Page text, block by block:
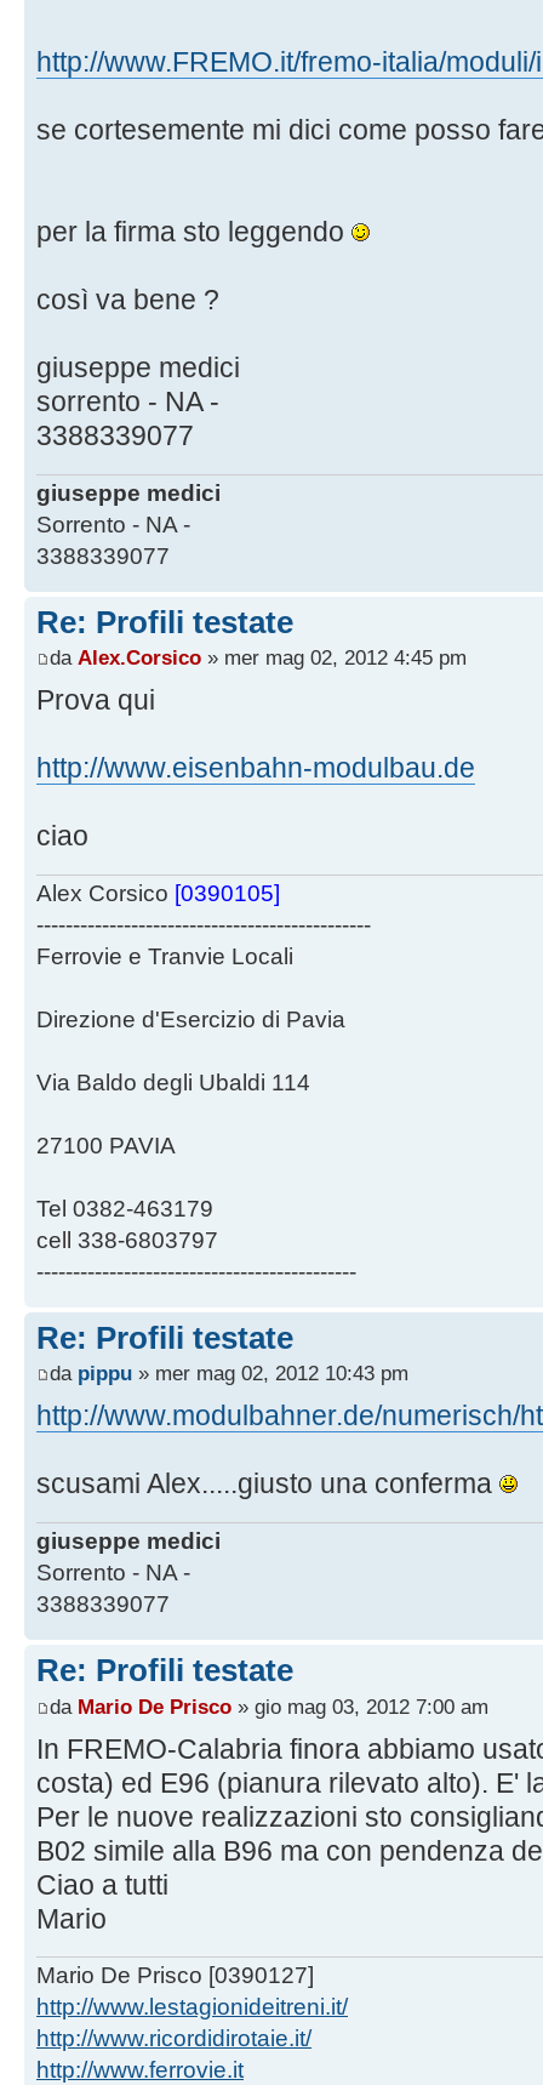
http://www.FREMO.it/fremo-italia/
se cortesemente mi dici come posso
per la firma sto leggendo
così va bene ?
giuseppe medici
sorrento - NA -
3388339077
giuseppe medici
Sorrento - NA -
3388339077
Re: Profili testate
da Alex.Corsico » mer mag 02, 2012 4:45 pm
Prova qui
http://www.eisenbahn-modulbau.de
ciao
Alex Corsico [0390105]
----------------------------------------------
Ferrovie e Tranvie Locali
Direzione d'Esercizio di Pavia
Via Baldo degli Ubaldi 114
27100 PAVIA
Tel 0382-463179
cell 338-6803797
--------------------------------------------
Re: Profili testate
da pippu » mer mag 02, 2012 10:43 pm
http://www.modulbahner.de/numerisch/
scusami Alex.....giusto una conferma
giuseppe medici
Sorrento - NA -
3388339077
Re: Profili testate
da Mario De Prisco » gio mag 03, 2012 7:00 am
In FREMO-Calabria finora abbiamo
costa) ed E96 (pianura rilevato alto). E'
Per le nuove realizzazioni sto
B02 simile alla B96 ma con pendenza
Ciao a tutti
Mario
Mario De Prisco [0390127]
http://www.lestagionideitreni.it/
http://www.ricordidirotaie.it/
http://www.ferrovie.it